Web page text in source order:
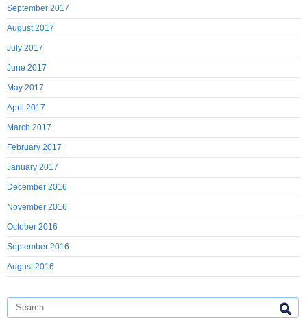
September 2017
August 2017
July 2017
June 2017
May 2017
April 2017
March 2017
February 2017
January 2017
December 2016
November 2016
October 2016
September 2016
August 2016